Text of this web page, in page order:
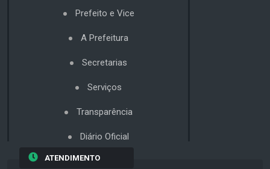
Prefeito e Vice
A Prefeitura
Secretarias
Serviços
Transparência
Diário Oficial
ATENDIMENTO